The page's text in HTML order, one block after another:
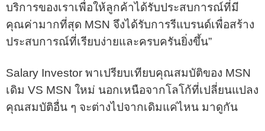
บริการของเราเพื่อให้ลูกค้าได้รับประสบการณ์ที่มี
คุณค่ามากที่สุด MSN จึงได้รับการรีแบรนด์เพื่อสร้าง
ประสบการณ์ที่เรียบง่ายและครบครันยิ่งขึ้น”
Salary Investor พาเปรียบเทียบคุณสมบัติของ MSN
เดิม VS MSN ใหม่ นอกเหนือจากโลโก้ที่เปลี่ยนแปลง
คุณสมบัติอื่น ๆ จะต่างไปจากเดิมแค่ไหน มาดูกัน